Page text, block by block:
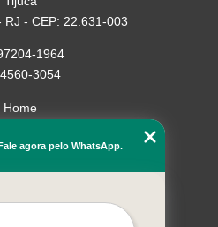
RJ - CEP: 22.631-003
1964
3054
Home
Missãoagora pelo WhatsApp.